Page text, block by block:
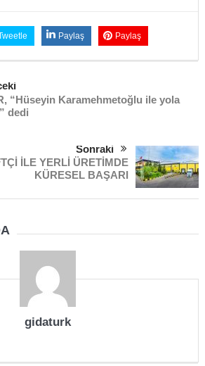
Paylaş Paylaş
“Hüseyin Karamehmetoğlu ile yola
dedi
Sonraki
İLE YERLİ ÜRETİMDE
KÜRESEL BAŞARI
gidaturk